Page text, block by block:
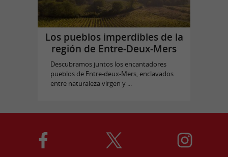
Los pueblos imperdibles de la
región de Entre-Deux-Mers
Descubramos juntos los encantadores
pueblos de Entre-deux-Mers, enclavados
entre naturaleza virgen y ...